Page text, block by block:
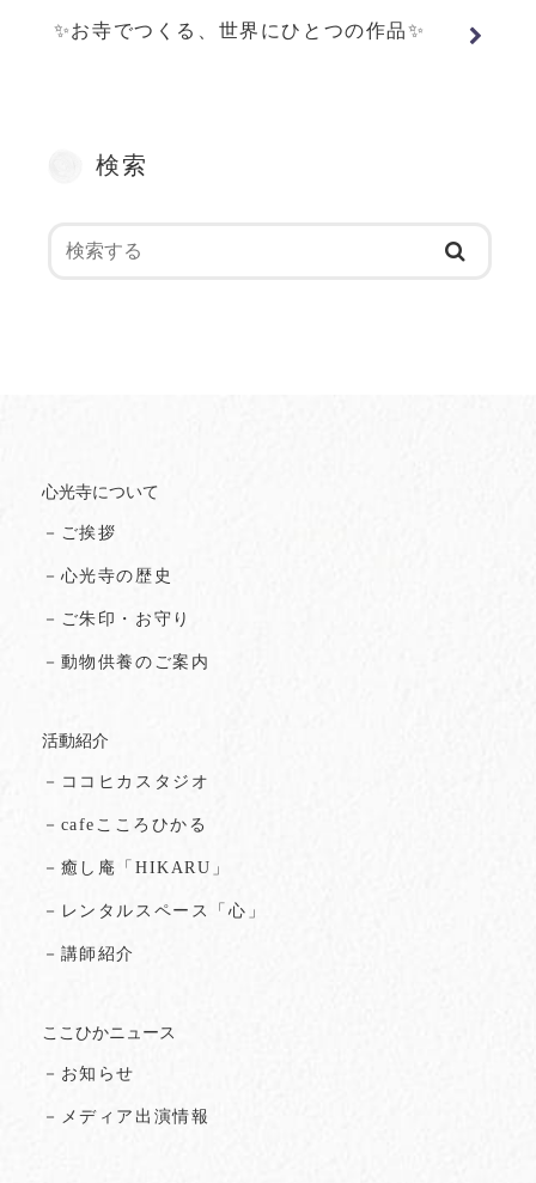
✨お寺でつくる、世界にひとつの作品✨
検索
心光寺について
－ご挨拶
－心光寺の歴史
－ご朱印・お守り
－動物供養のご案内
活動紹介
－ココヒカスタジオ
－cafeこころひかる
－癒し庵「HIKARU」
－レンタルスペース「心」
－講師紹介
ここひかニュース
－お知らせ
－メディア出演情報